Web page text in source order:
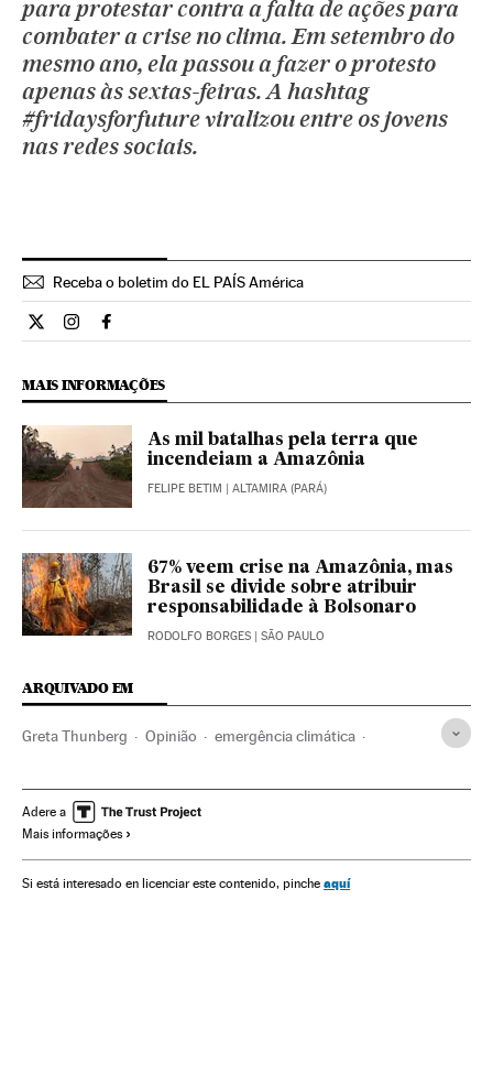
para protestar contra a falta de ações para
combater a crise no clima. Em setembro do
mesmo ano, ela passou a fazer o protesto
apenas às sextas-feiras. A hashtag
#fridaysforfuture viralizou entre os jovens
nas redes sociais.
Receba o boletim do EL PAÍS América
Opiniao El País Brasil en Twitter
Opiniao El País Brasil en Instagram
Opiniao El País Brasil en Facebook
MAIS INFORMAÇÕES
As mil batalhas pela terra que
incendeiam a Amazônia
FELIPE BETIM | ALTAMIRA (PARÁ)
67% veem crise na Amazônia, mas
Brasil se divide sobre atribuir
responsabilidade à Bolsonaro
RODOLFO BORGES | SÃO PAULO
ARQUIVADO EM
Greta Thunberg Opinião emergência climática
América do Sul América Latina
Problemas ambientais
Adere a
Mais informações
Si está interesado en licenciar este contenido, pinche aquí